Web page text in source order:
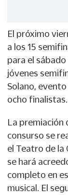
El próximo
a los 15
para el
jóvenes
Solano,
ocho finalistas.
La premiación
consurso se
el Teatro de la
se hará
completo en
musical. El